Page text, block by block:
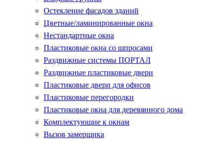
Остекление фасадов зданий
Цветные/ламинированные окна
Нестандартные окна
Пластиковые окна со шпросами
Раздвижные системы ПОРТАЛ
Раздвижные пластиковые двери
Пластиковые двери для офисов
Пластиковые перегородки
Пластиковые окна для деревянного дома
Комплектующие к окнам
Вызов замерщика